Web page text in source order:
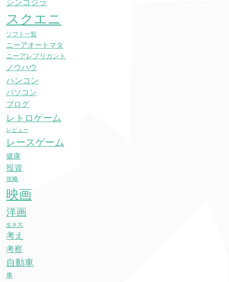
シンゴジラ
スクエニ
ソフト一覧
ニーアオートマタ
ニーアレプリカント
ノウハウ
ハンコン
パソコン
ブログ
レトロゲーム
レビュー
レースゲーム
健康
投資
攻略
映画
洋画
生き方
考え
考察
自動車
車